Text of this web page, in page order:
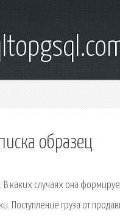
образец
В каких случаях она
Поступление груза от